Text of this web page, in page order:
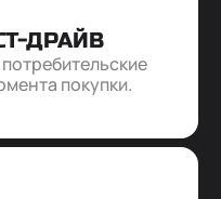
ДРАЙВ
покупки.